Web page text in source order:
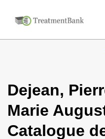
Dejean,
Marie
Catalogue